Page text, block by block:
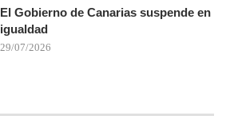
El Gobierno de Canarias suspende en
igualdad
29/07/2026